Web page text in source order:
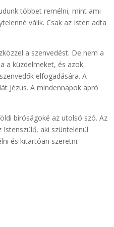
többet remélni, mint ami
válik. Csak az Isten adta
a szenvedést. De nem a
a küzdelmeket, és azok
elfogadására. A
Jézus. A mindennapok apró
bíróságoké az utolsó szó. Az
aki szüntelenül
és kitartóan szeretni.